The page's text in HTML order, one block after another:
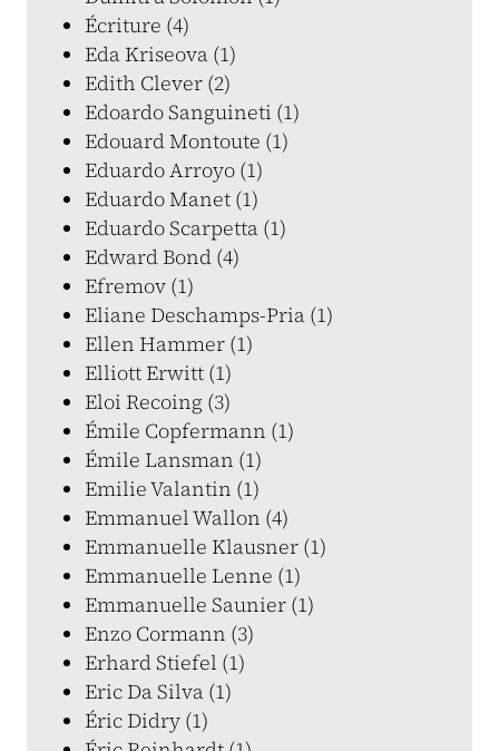
Écriture (4)
Eda Kriseova (1)
Edith Clever (2)
Edoardo Sanguineti (1)
Edouard Montoute (1)
Eduardo Arroyo (1)
Eduardo Manet (1)
Eduardo Scarpetta (1)
Edward Bond (4)
Efremov (1)
Eliane Deschamps-Pria (1)
Ellen Hammer (1)
Elliott Erwitt (1)
Eloi Recoing (3)
Émile Copfermann (1)
Émile Lansman (1)
Emilie Valantin (1)
Emmanuel Wallon (4)
Emmanuelle Klausner (1)
Emmanuelle Lenne (1)
Emmanuelle Saunier (1)
Enzo Cormann (3)
Erhard Stiefel (1)
Eric Da Silva (1)
Éric Didry (1)